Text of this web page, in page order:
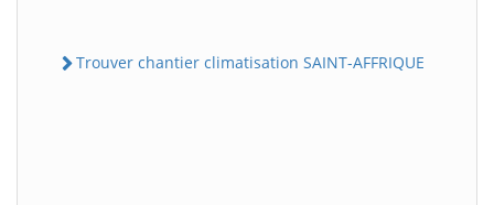
Trouver chantier climatisation SAINT-AFFRIQUE